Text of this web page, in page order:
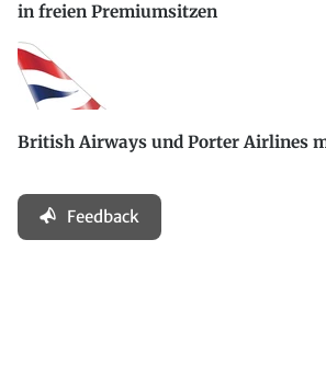
in freien Premiumsitzen
British Airways und Porter Airlines
Feedback